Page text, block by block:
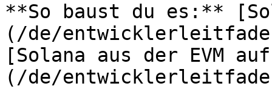
**So baust du es:**
(/de/
[Solana aus der EVM
(/de/